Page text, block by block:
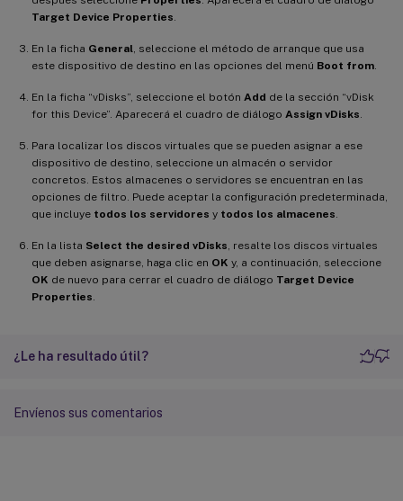
Target Device Properties
En la ficha General , seleccione el método de arranque que usa
este dispositivo de destino en las opciones del menú Boot from
En la ficha “vDisks”, seleccione el botón Add de la sección “vDisk
for this Device”. Aparecerá el cuadro de diálogo Assign vDisks
Para localizar los discos virtuales que se pueden asignar a ese
dispositivo de destino, seleccione un almacén o servidor
concretos. Estos almacenes o servidores se encuentran en las
opciones de filtro. Puede aceptar la configuración predeterminada,
que incluye todos los servidores y todos los almacenes
En la lista Select the desired vDisks , resalte los discos virtuales
que deben asignarse, haga clic en OK y, a continuación, seleccione
OK de nuevo para cerrar el cuadro de diálogo Target Device
Properties
¿Le ha resultado útil?
Envíenos sus comentarios